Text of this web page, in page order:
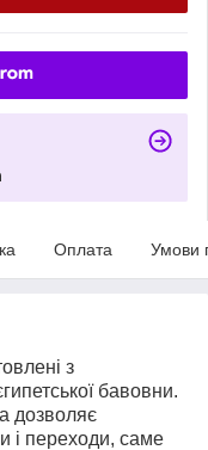
Оплата Умови
з
бавовни.
дозволяє
і переходи, саме